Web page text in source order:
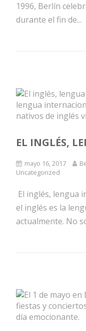
1996, Berlín
durante el fin de...
EL INGLÉS,
mayo 16, 2017
Uncategorized
El inglés, lengua
el inglés es la
actualmente. No